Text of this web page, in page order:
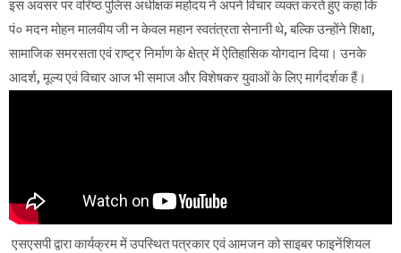
इस अवसर पर वरिष्ठ पुलिस अधीक्षक महोदय ने अपने विचार व्यक्त करते हुए कहा कि
पं० मदन मोहन मालवीय जी न केवल महान स्वतंत्रता सेनानी थे, बल्कि उन्होंने शिक्षा,
सामाजिक समरसता एवं राष्ट्र निर्माण के क्षेत्र में ऐतिहासिक योगदान दिया। उनके
आदर्श, मूल्य एवं विचार आज भी समाज और विशेषकर युवाओं के लिए मार्गदर्शक हैं।
एसएसपी द्वारा कार्यक्रम में उपस्थित पत्रकार एवं आमजन को साइबर फाइनेंशियल